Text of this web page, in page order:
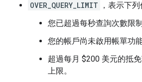
OVER_QUERY_LIMIT
，表示下
您已超過每秒查詢次數限制
您的帳戶尚未啟用帳單功能
超過每月 $200 美元的抵
上限。